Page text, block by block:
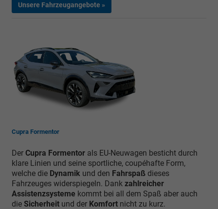
Unsere Fahrzeugangebote »
Cupra Formentor
Der Cupra Formentor als EU-Neuwagen besticht durch
klare Linien und seine sportliche, coupéhafte Form,
welche die Dynamik und den Fahrspaß dieses
Fahrzeuges widerspiegeln. Dank zahlreicher
Assistenzsysteme kommt bei all dem Spaß aber auch
die Sicherheit und der Komfort nicht zu kurz.